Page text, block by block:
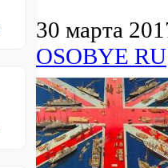
30 марта
OSOBYE RU